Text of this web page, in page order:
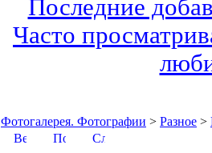
Последние
Часто
Фотогалерея. Фотографии > Разное >